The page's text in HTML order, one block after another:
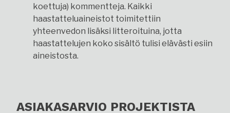
koettuja) kommentteja. Kaikki
haastatteluaineistot toimitettiin
yhteenvedon lisäksi litteroituina, jotta
haastattelujen koko sisältö tulisi elävästi esiin
aineistosta.
ASIAKASARVIO PROJEKTISTA